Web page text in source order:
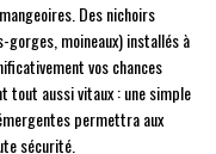
Des nichoirs
gorges, moineaux) installés à
vos chances
tout aussi vitaux : une simple
permettra aux
sécurité.